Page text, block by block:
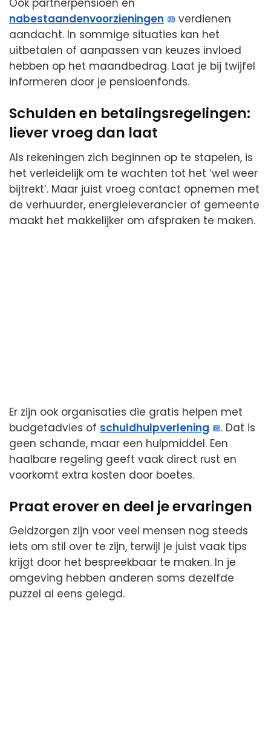
Ook partnerpensioen en
nabestaandenvoorzieningen
verdienen
aandacht. In sommige situaties kan het
uitbetalen of aanpassen van keuzes invloed
hebben op het maandbedrag. Laat je bij twijfel
informeren door je pensioenfonds.
Schulden en betalingsregelingen:
liever vroeg dan laat
Als rekeningen zich beginnen op te stapelen, is
het verleidelijk om te wachten tot het ‘wel weer
bijtrekt’. Maar juist vroeg contact opnemen met
de verhuurder, energieleverancier of gemeente
maakt het makkelijker om afspraken te maken.
Er zijn ook organisaties die gratis helpen met
budgetadvies of schuldhulpverlening
. Dat is
geen schande, maar een hulpmiddel. Een
haalbare regeling geeft vaak direct rust en
voorkomt extra kosten door boetes.
Praat erover en deel je ervaringen
Geldzorgen zijn voor veel mensen nog steeds
iets om stil over te zijn, terwijl je juist vaak tips
krijgt door het bespreekbaar te maken. In je
omgeving hebben anderen soms dezelfde
puzzel al eens gelegd.